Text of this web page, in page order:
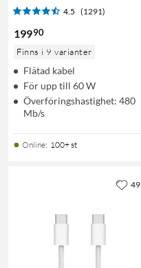
4.5 (1291)
19990
Finns i 9 varianter
Flätad kabel
För upp till 60 W
Överföringshastighet: 480
Mb/s
Online: 100+ st
49